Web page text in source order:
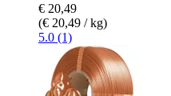
€ 20,49
(€ 20,49 / kg)
5.0 (1)